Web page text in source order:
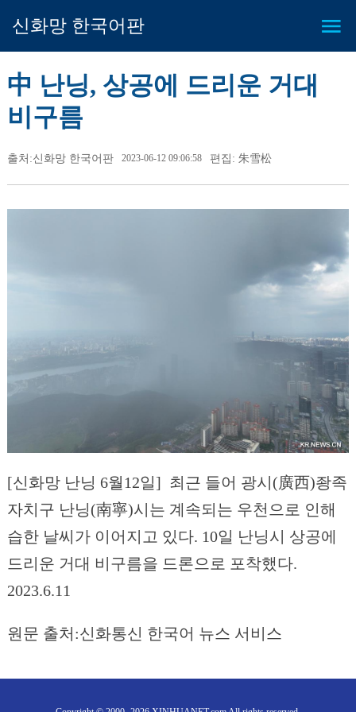
신화망 한국어판
中 난닝, 상공에 드리운 거대
비구름
출처:신화망 한국어판 2023-06-12 09:06:58 편집: 朱雪松
[신화망 난닝 6월12일] 최근 들어 광시(廣西)좡족
자치구 난닝(南寧)시는 계속되는 우천으로 인해
습한 날씨가 이어지고 있다. 10일 난닝시 상공에
드리운 거대 비구름을 드론으로 포착했다.
2023.6.11
원문 출처:신화통신 한국어 뉴스 서비스